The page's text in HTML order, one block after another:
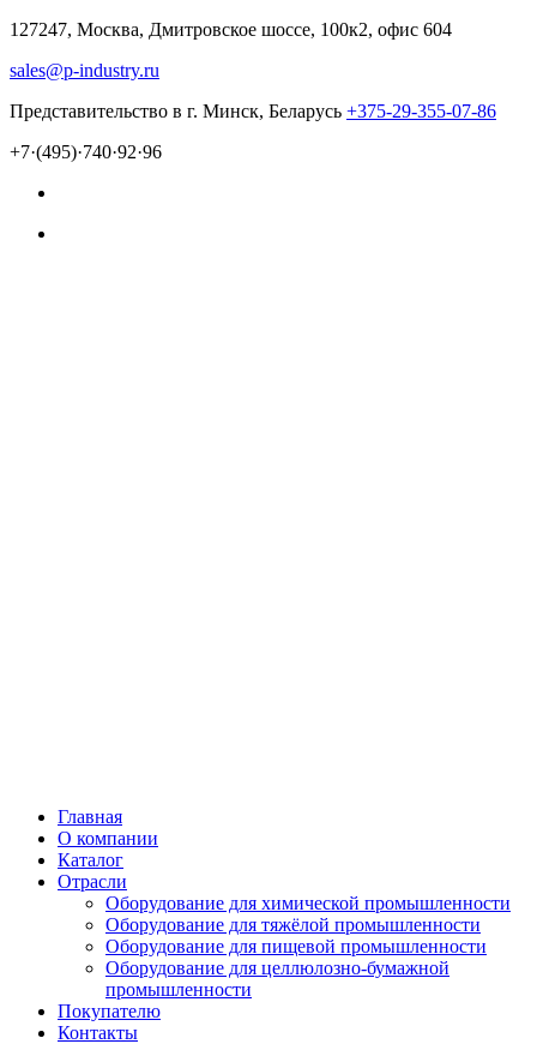
127247, Москва, Дмитровское шоссе, 100к2, офис 604
sales@p-industry.ru
Представительство в г. Минск, Беларусь +375-29-355-07-86
+7·(495)·740·92·96
Главная
О компании
Каталог
Отрасли
Оборудование для химической промышленности
Оборудование для тяжёлой промышленности
Оборудование для пищевой промышленности
Оборудование для целлюлозно-бумажной
промышленности
Покупателю
Контакты